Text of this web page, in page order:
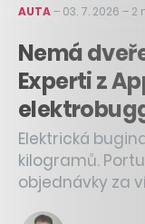
AUTA– 03. 7. 2026 – 2
Nemá
Experti z
Elektrická
kilogramů.
objednávky za